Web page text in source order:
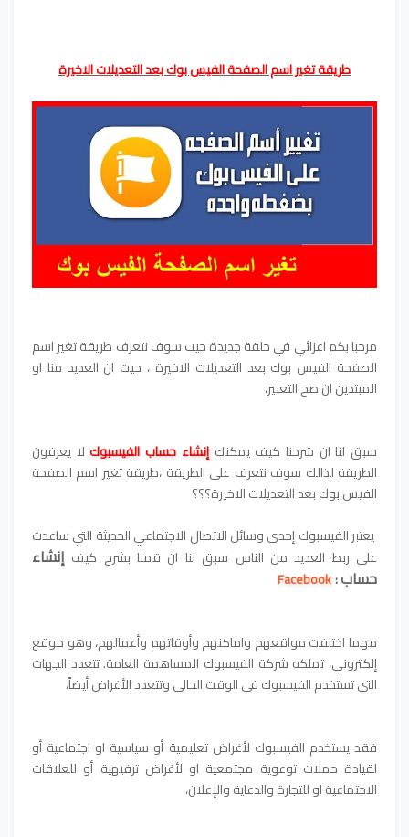
طريقة تغير اسم الصفحة الفيس بوك بعد التعديلات الاخيرة
مرحبا بكم اعزائي في حلقة جديدة حيت سوف نتعرف طريقة تغير اسم
الصفحة الفيس بوك بعد التعديلات الاخيرة ، حيت ان العديد منا او
المبتدين ان صح التعبير،
سبق لنا ان شرحنا كيف يمكنكإنشاء حساب الفيسبوك لا يعرفون
الطريقة لذالك سوف نتعرف على الطريقة ،طريقة تغير اسم الصفحة
الفيس بوك بعد التعديلات الاخيرة؟؟؟
يعتبر الفيسبوك إحدى وسائل الاتصال الاجتماعي الحديثة التي ساعدت
على ربط العديد من الناس سبق لنا ان قمنا بشرح كيف إنشاء
حساب:
Facebook
مهما اختلفت مواقعهم واماكنهم وأوقاتهم وأعمالهم، وهو موقع
إلكتروني، تملكه شركة الفيسبوك المساهمة العامة. تتعدد الجهات
التي تستخدم الفيسبوك في الوقت الحالي وتتعدد الأغراض أيضاً،
فقد يستخدم الفيسبوك لأغراض تعليمية أو سياسية او اجتماعية أو
لقيادة حملات توعوية مجتمعية او لأغراض ترفيهية أو للعلاقات
الاجتماعية او للتجارة والدعاية والإعلان،